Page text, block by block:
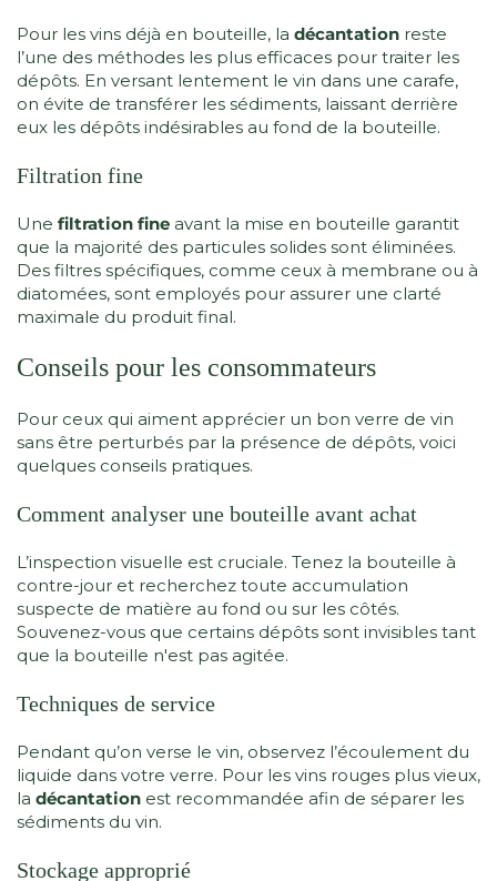
Pour les vins déjà en bouteille, la décantation reste
l’une des méthodes les plus efficaces pour traiter les
dépôts. En versant lentement le vin dans une carafe,
on évite de transférer les sédiments, laissant derrière
eux les dépôts indésirables au fond de la bouteille.
Filtration fine
Une filtration fine avant la mise en bouteille garantit
que la majorité des particules solides sont éliminées.
Des filtres spécifiques, comme ceux à membrane ou à
diatomées, sont employés pour assurer une clarté
maximale du produit final.
Conseils pour les consommateurs
Pour ceux qui aiment apprécier un bon verre de vin
sans être perturbés par la présence de dépôts, voici
quelques conseils pratiques.
Comment analyser une bouteille avant achat
L’inspection visuelle est cruciale. Tenez la bouteille à
contre-jour et recherchez toute accumulation
suspecte de matière au fond ou sur les côtés.
Souvenez-vous que certains dépôts sont invisibles tant
que la bouteille n'est pas agitée.
Techniques de service
Pendant qu’on verse le vin, observez l’écoulement du
liquide dans votre verre. Pour les vins rouges plus vieux,
la décantation est recommandée afin de séparer les
sédiments du vin.
Stockage approprié